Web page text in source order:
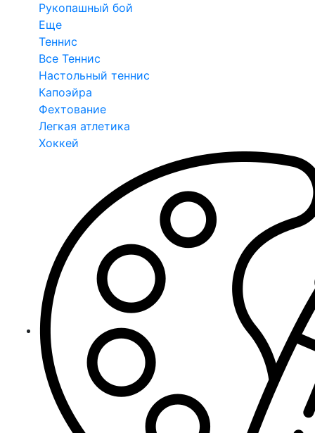
Рукопашный бой
Еще
Теннис
Все Теннис
Настольный теннис
Капоэйра
Фехтование
Легкая атлетика
Хоккей